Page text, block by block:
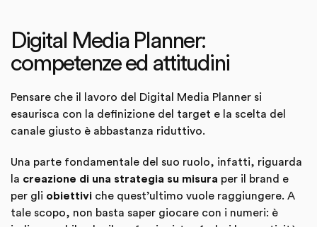
Digital Media Planner:
competenze ed attitudini
Pensare che il lavoro del Digital Media Planner si
esaurisca con la definizione del target e la scelta del
canale giusto è abbastanza riduttivo.
Una parte fondamentale del suo ruolo, infatti, riguarda
la creazione di una strategia su misura per il brand e
per gli obiettivi che quest’ultimo vuole raggiungere. A
tale scopo, non basta saper giocare con i numeri: è